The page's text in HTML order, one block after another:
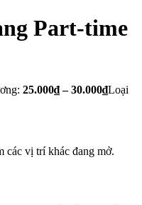
Part-time
25.000₫ – 30.000₫Loại
các vị trí khác đang mở.